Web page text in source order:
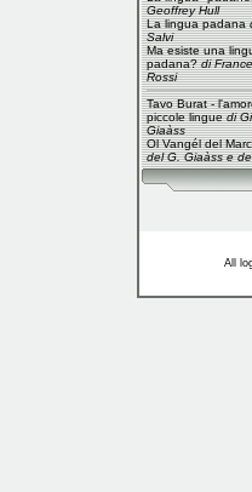
Geoffrey Hull
La lingua padana
Salvi
Ma esiste una
padana? di
Rossi
Tavo Burat -
piccole linguedi
Giaàss
Ol Vangél del
del G. Giaàss e
All